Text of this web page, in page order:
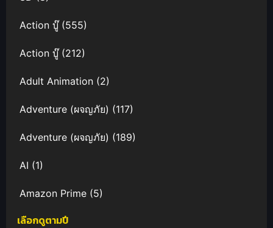
Action บู๊(555)
Action บู๊(212)
Adult Animation (2)
Adventure (ผจญภัย) (117)
Adventure (ผจญภัย) (189)
AI (1)
Amazon Prime (5)
Anal (ประตูหลัง)
เลือกดูตามปี